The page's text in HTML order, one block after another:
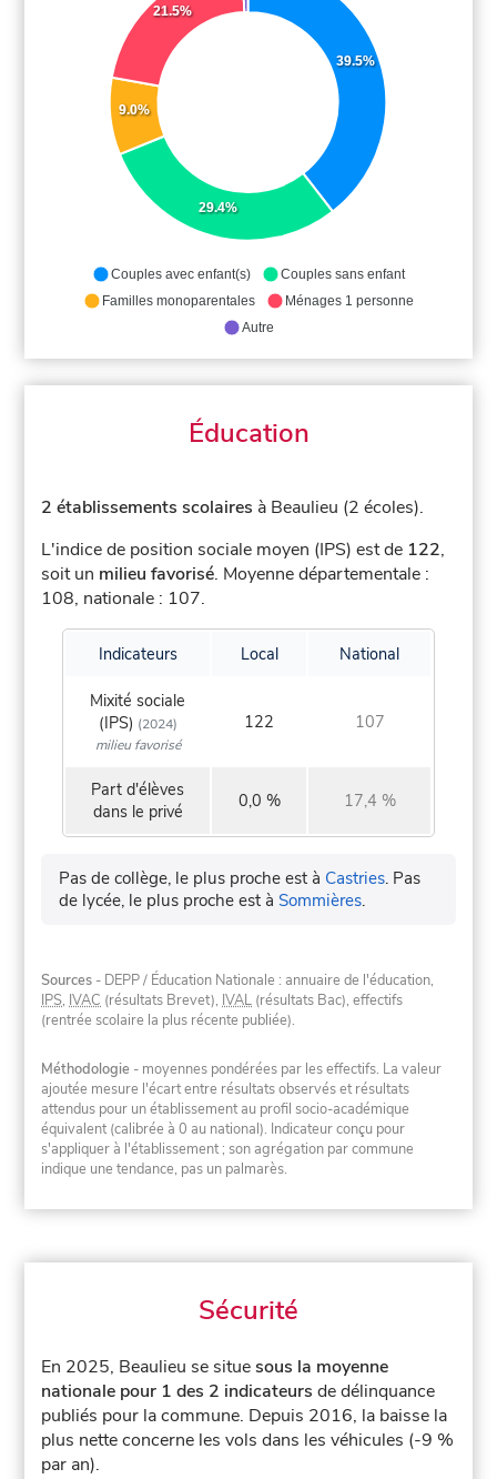
39.5%
29.4%
9.0%
21.5%
Couples avec enfant(s)
Couples sans enfant
Familles monoparentales
Ménages 1 personne
Autre
Éducation
2 établissements scolaires à Beaulieu (2 écoles).
L'indice de position sociale moyen (IPS) est de 122,
soit un milieu favorisé. Moyenne départementale :
108, nationale : 107.
Indicateurs Local National
Mixité sociale
(IPS) (2024)
milieu favorisé
122 107
Part d'élèves
dans le privé
0,0 % 17,4 %
Pas de collège, le plus proche est à Castries. Pas
de lycée, le plus proche est àSommières.
Sources - DEPP / Éducation Nationale : annuaire de l'éducation,
IPS, IVAC (résultats Brevet), IVAL (résultats Bac), effectifs
(rentrée scolaire la plus récente publiée).
Méthodologie - moyennes pondérées par les effectifs. La valeur
ajoutée mesure l'écart entre résultats observés et résultats
attendus pour un établissement au profil socio-académique
équivalent (calibrée à 0 au national). Indicateur conçu pour
s'appliquer à l'établissement ; son agrégation par commune
indique une tendance, pas un palmarès.
Sécurité
En 2025, Beaulieu se situesous la moyenne
nationale pour 1 des 2 indicateurs de délinquance
publiés pour la commune. Depuis 2016, la baisse la
plus nette concerne les vols dans les véhicules (-9 %
par an).